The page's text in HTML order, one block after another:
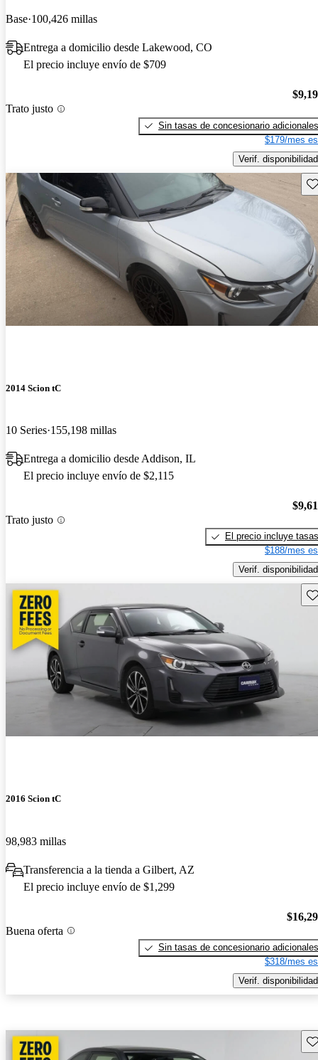
Base 100,426 millas
Entrega a domicilio desde Lakewood, CO
El precio incluye envío de $709
Trato justo
Sin tasas de concesionario adicionales
$179/mes
Verif. disponibilidad
2014 Scion tC
10 Series 155,198 millas
Entrega a domicilio desde Addison, IL
El precio incluye envío de $2,115
Trato justo
El precio incluye tasas
$188/mes
Verif. disponibilidad
2016 Scion tC
98,983 millas
Transferencia a la tienda a Gilbert, AZ
El precio incluye envío de $1,299
Buena oferta
Sin tasas de concesionario adicionales
$318/mes
Verif. disponibilidad